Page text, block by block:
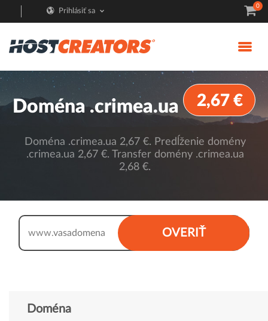
Prihlásiť sa
0
Doména .crimea.ua 2,67 €
Doména .crimea.ua 2,67 €. Predĺženie domény
.crimea.ua 2,67 €. Transfer domény .crimea.ua
2,68 €.
OVERIŤ
www.
Doména